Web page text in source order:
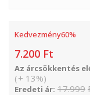
Kedvezmény60%
7.200 Ft
Az árcsökkentés
(+ 13%)
Eredeti ár: 17.999